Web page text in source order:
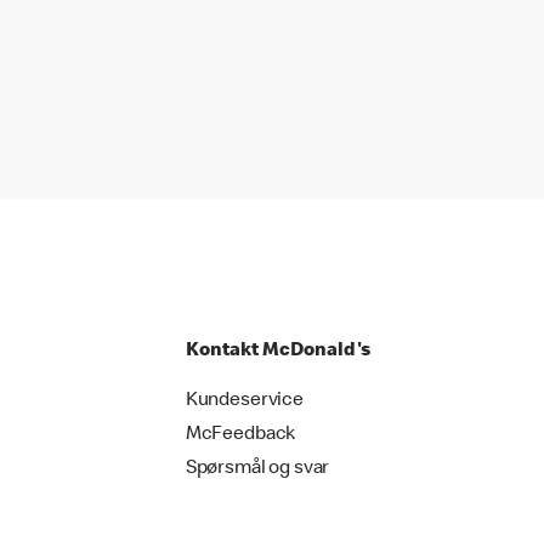
Kontakt McDonald's
Kundeservice
McFeedback
Spørsmål og svar